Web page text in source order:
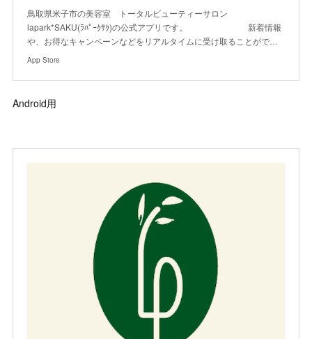
‎鳥取県米子市の美容室 トータルビューティーサロン
lapark*SAKU(ﾗﾊﾟｰｸｻｸ)の公式アプリです。 新着情報
や、お得なキャンペーンなどをリアルタイムに受け取ることがで…
App Store
Android用